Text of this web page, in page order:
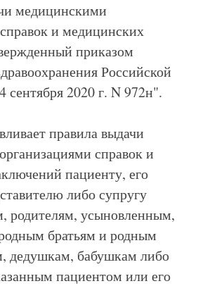
медицинскими
и медицинских
приказом
Российской
сентября 2020 г. N 972н".
правила выдачи
справок и
пациенту, его
либо супругу
родителям, усыновленным,
братьям и родным
дедушкам, бабушкам либо
пациентом или его